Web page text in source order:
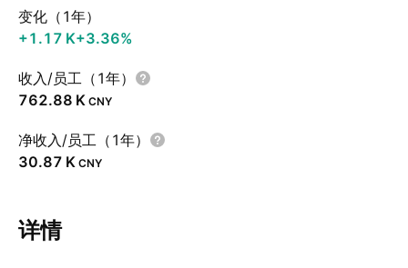
变化（1年）
‪+1.17 K‬+3.36%
收入/员工（1年）
‪762.88 K‬ CNY
净收入/员工（1年）
‪30.87 K‬ CNY
详情